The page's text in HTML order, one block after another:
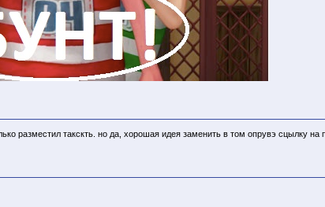
разместил такскть. но да, хорошая идея заменить в том опрувэ сцылку на